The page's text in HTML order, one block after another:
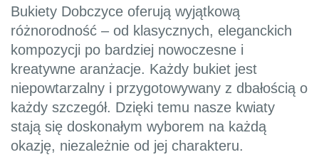
Bukiety Dobczyce oferują wyjątkową
różnorodność – od klasycznych, eleganckich
kompozycji po bardziej nowoczesne i
kreatywne aranżacje. Każdy bukiet jest
niepowtarzalny i przygotowywany z dbałością o
każdy szczegół. Dzięki temu nasze kwiaty
stają się doskonałym wyborem na każdą
okazję, niezależnie od jej charakteru.